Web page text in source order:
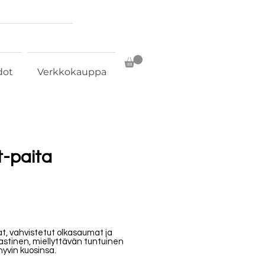
Verkkokauppa
paita
vahvistetut olkasaumat ja
miellyttävän tuntuinen
kuosinsa.